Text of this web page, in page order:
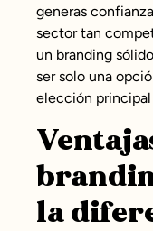
generas
sector tan
un branding
ser solo una
elección
la